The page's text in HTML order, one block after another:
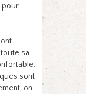
pour
sa
sont
on